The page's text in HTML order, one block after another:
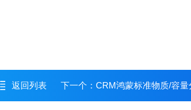
返回列表 下一个： CRM鸿蒙标准物质/容量分析用溶液标准物质